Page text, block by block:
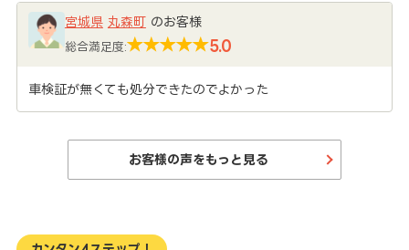
宮城県 丸森町のお客様
総合満足度: 5.0
車検証が無くても処分できたのでよかった
お客様の声をもっと見る